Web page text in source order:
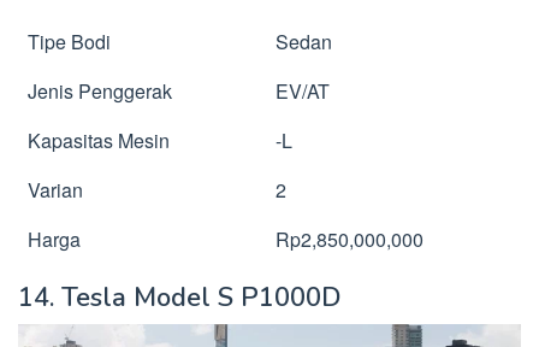
Tipe Bodi
Sedan
Jenis Penggerak
EV/AT
Kapasitas Mesin
-L
Varian
2
Harga
Rp2,850,000,000
14. Tesla Model S P1000D